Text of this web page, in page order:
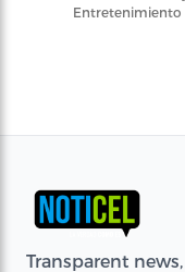
Entretenimiento
Transparent